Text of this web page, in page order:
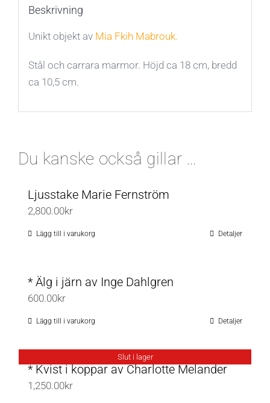
Beskrivning
Unikt objekt av Mia Fkih Mabrouk.
Stål och carrara marmor. Höjd ca 18 cm, bredd
ca 10,5 cm.
Du kanske också gillar …
Ljusstake Marie Fernström
2,800.00kr
Lägg till i varukorg Detaljer
* Älg i järn av Inge Dahlgren
600.00kr
Lägg till i varukorg Detaljer
Slut i lager
* Kvist i koppar av Charlotte Melander
1,250.00kr